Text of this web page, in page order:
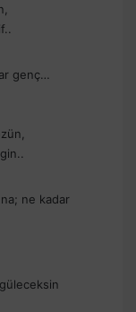
genç…
ne kadar